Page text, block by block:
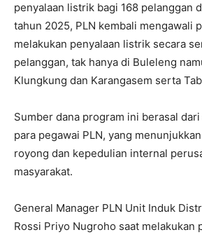
penyalaan listrik bagi 168 pelanggan
tahun 2025, PLN kembali mengawali
melakukan penyalaan listrik secara
pelanggan, tak hanya di Buleleng
Klungkung dan Karangasem serta
Sumber dana program ini berasal
para pegawai PLN, yang
royong dan kepedulian internal
masyarakat.
General Manager PLN Unit Induk
Rossi Priyo Nugroho saat melakukan